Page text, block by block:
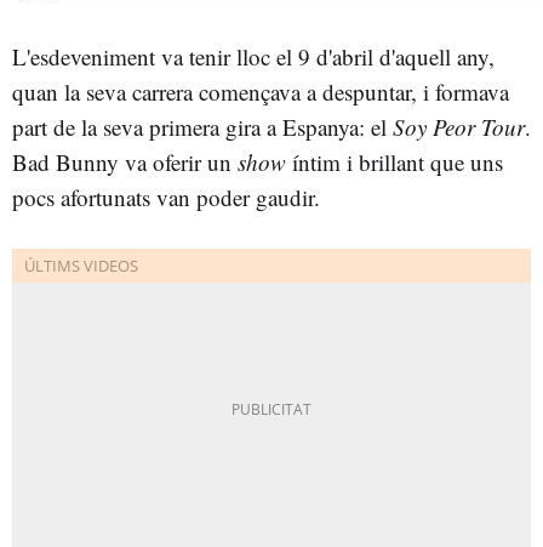
L'esdeveniment va tenir lloc el 9 d'abril d'aquell any,
quan la seva carrera començava a despuntar, i formava
part de la seva primera gira a Espanya: el Soy Peor Tour.
Bad Bunny va oferir un show íntim i brillant que uns
pocs afortunats van poder gaudir.